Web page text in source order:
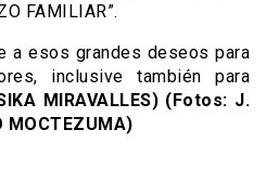
FAMILIAR”.
a esos grandes deseos para
inclusive también para
MIRAVALLES) (Fotos: J.
MOCTEZUMA)